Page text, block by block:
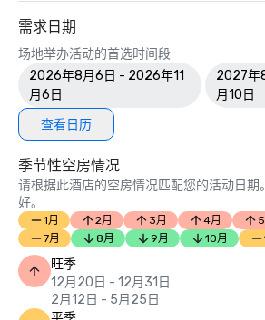
需求日期
场地举办活动的首选时间段
2026年8月6日 - 2026年11
月6日
2027年
月10日
查看日历
季节性空房情况
请根据此酒店的空房情况匹配您的活动日期
好。
1月 2月 3月 4月
7月
8月 9月 10月
旺季
12月20日 - 12月31日
2月12日 - 5月25日